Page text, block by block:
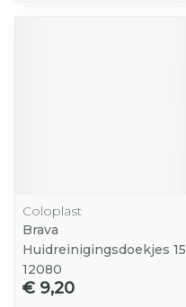
Coloplast
Brava
Huidreinigingsdoekjes 15
12080
€ 9,20